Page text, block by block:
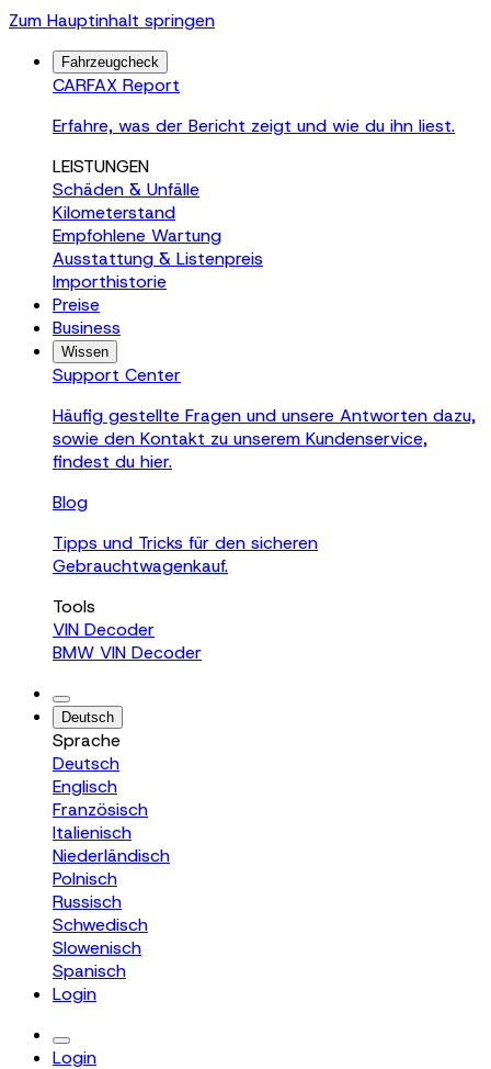
Zum Hauptinhalt springen
Fahrzeugcheck
CARFAX Report
Erfahre, was der Bericht zeigt und wie du ihn liest.
LEISTUNGEN
Schäden & Unfälle
Kilometerstand
Empfohlene Wartung
Ausstattung & Listenpreis
Importhistorie
Preise
Business
Wissen
Support Center
Häufig gestellte Fragen und unsere Antworten dazu,
sowie den Kontakt zu unserem Kundenservice,
findest du hier.
Blog
Tipps und Tricks für den sicheren
Gebrauchtwagenkauf.
Tools
VIN Decoder
BMW VIN Decoder
Deutsch
Sprache
Deutsch
Englisch
Französisch
Italienisch
Niederländisch
Polnisch
Russisch
Schwedisch
Slowenisch
Spanisch
Login
Login